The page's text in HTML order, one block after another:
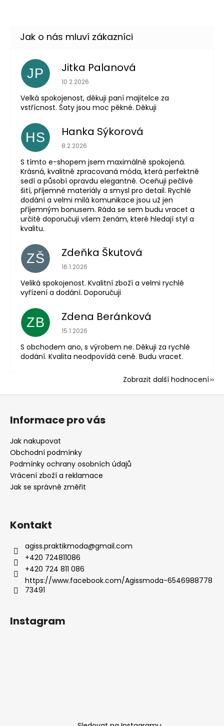
JP Jitka Palanová
Hodnocení obchodu je 5 z 5 hvězdiček.
10.2.2026
Velká spokojenost, děkuji paní majitelce za
vstřícnost. Šaty jsou moc pěkné. Děkuji
HS Hanka Sýkorová
Hodnocení obchodu je 5 z 5 hvězdiček.
8.2.2026
S tímto e-shopem jsem maximálně spokojená.
Krásná, kvalitně zpracovaná móda, která perfektně
sedí a působí opravdu elegantně. Oceňuji pečlivé
šití, příjemné materiály a smysl pro detail. Rychlé
dodání a velmi milá komunikace jsou už jen
příjemným bonusem. Ráda se sem budu vracet a
určitě doporučuji všem ženám, které hledají styl a
kvalitu.
ZŠ Zdeňka Škutová
Hodnocení obchodu je 5 z 5 hvězdiček.
16.1.2026
Veliká spokojenost. Kvalitní zboží a velmi rychlé
vyřízení a dodání. Doporučuji
ZB Zdena Beránková
Hodnocení obchodu je 1 z 5 hvězdiček.
15.1.2026
S obchodem ano, s výrobem ne. Děkuji za rychlé
dodání. Kvalita neodpovídá ceně. Budu vracet.
Zobrazit další hodnocení
Z
Informace pro vás
Jak nakupovat
Obchodní podmínky
Podmínky ochrany osobních údajů
Vrácení zboží a reklamace
Jak se správně změřit
Kontakt
agiss.praktikmoda@gmail.com
+420 724811086
+420 724 811 086
https://www.facebook.com/Agissmoda-6546988778
73491
Instagram